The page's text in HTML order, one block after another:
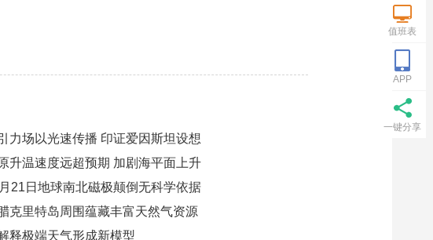
力场以光速传播 印证爱因斯坦设想
升温速度远超预期 加剧海平面上升
21日地球南北磁极颠倒无科学依据
克里特岛周围蕴藏丰富天然气资源
释极端天气形成新模型
值班表
APP
一键分享